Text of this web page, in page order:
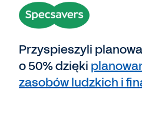
Przyspieszyli
o 50% dzięki
zasobów ludzkich i